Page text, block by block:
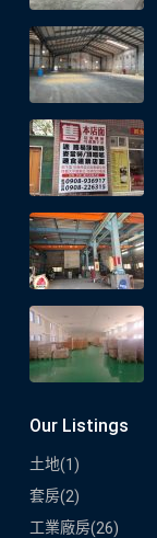
Our Listings
土地(1)
套房(2)
工業廠房(26)